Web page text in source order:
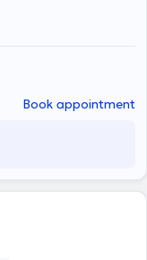
Book appointment